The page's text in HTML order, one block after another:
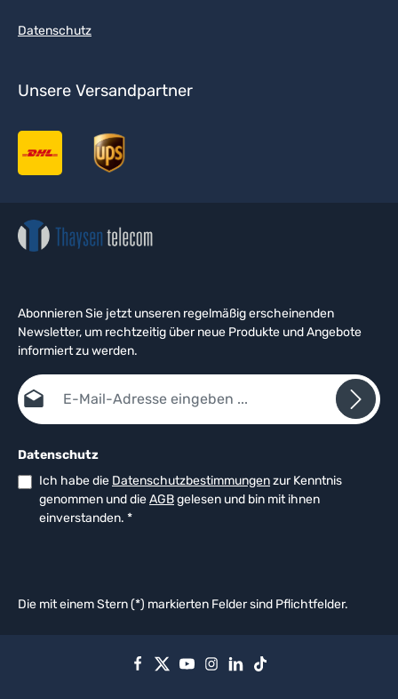
Datenschutz
Unsere Versandpartner
Abonnieren Sie jetzt unseren regelmäßig erscheinenden
Newsletter, um rechtzeitig über neue Produkte und Angebote
informiert zu werden.
E-Mail-Adresse*
Datenschutz
Ich habe die Datenschutzbestimmungenzur Kenntnis
genommen und dieAGBgelesen und bin mit ihnen
einverstanden. *
Die mit einem Stern (*) markierten Felder sind Pflichtfelder.